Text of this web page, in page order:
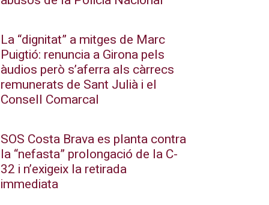
La “dignitat” a mitges de Marc
Puigtió: renuncia a Girona pels
àudios però s’aferra als càrrecs
remunerats de Sant Julià i el
Consell Comarcal
SOS Costa Brava es planta contra
la “nefasta” prolongació de la C-
32 i n’exigeix la retirada
immediata